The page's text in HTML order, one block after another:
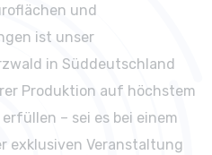
und
ist unser
in Süddeutschland
Produktion auf höchstem
– sei es bei einem
exklusiven Veranstaltung